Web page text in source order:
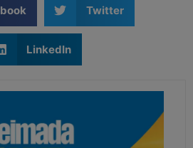
Twitter
LinkedIn